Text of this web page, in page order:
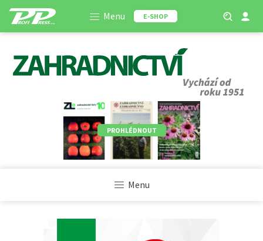
Menu E-SHOP
PROHLÉDNOUT
Menu